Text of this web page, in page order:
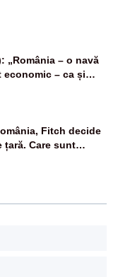
„România – o navă
– ca și
din ultimii 36 de
Fitch decide
țară. Care sunt
categoria „junk”